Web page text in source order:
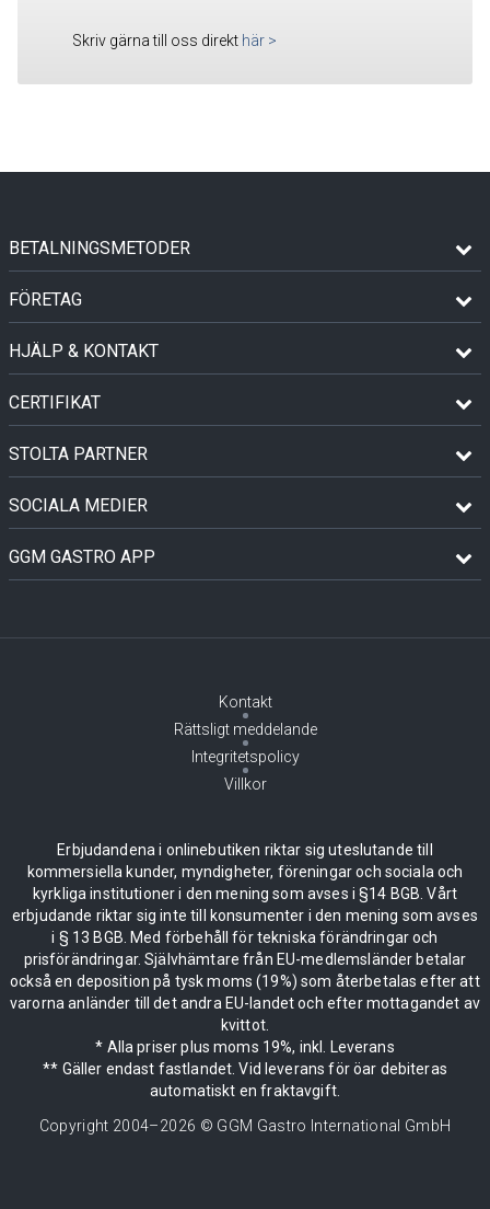
Skriv gärna till oss direkt här >
BETALNINGSMETODER
FÖRETAG
HJÄLP & KONTAKT
CERTIFIKAT
STOLTA PARTNER
SOCIALA MEDIER
GGM GASTRO APP
Kontakt
Rättsligt meddelande
Integritetspolicy
Villkor
Erbjudandena i onlinebutiken riktar sig uteslutande till
kommersiella kunder, myndigheter, föreningar och sociala och
kyrkliga institutioner i den mening som avses i §14 BGB. Vårt
erbjudande riktar sig inte till konsumenter i den mening som avses
i § 13 BGB. Med förbehåll för tekniska förändringar och
prisförändringar. Självhämtare från EU-medlemsländer betalar
också en deposition på tysk moms (19%) som återbetalas efter att
varorna anländer till det andra EU-landet och efter mottagandet av
kvittot.
* Alla priser plus moms 19%, inkl. Leverans
** Gäller endast fastlandet. Vid leverans för öar debiteras
automatiskt en fraktavgift.
Copyright 2004–2026 © GGM Gastro International GmbH